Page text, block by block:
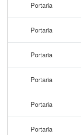
Portaria
Portaria
Portaria
Portaria
Portaria
Portaria